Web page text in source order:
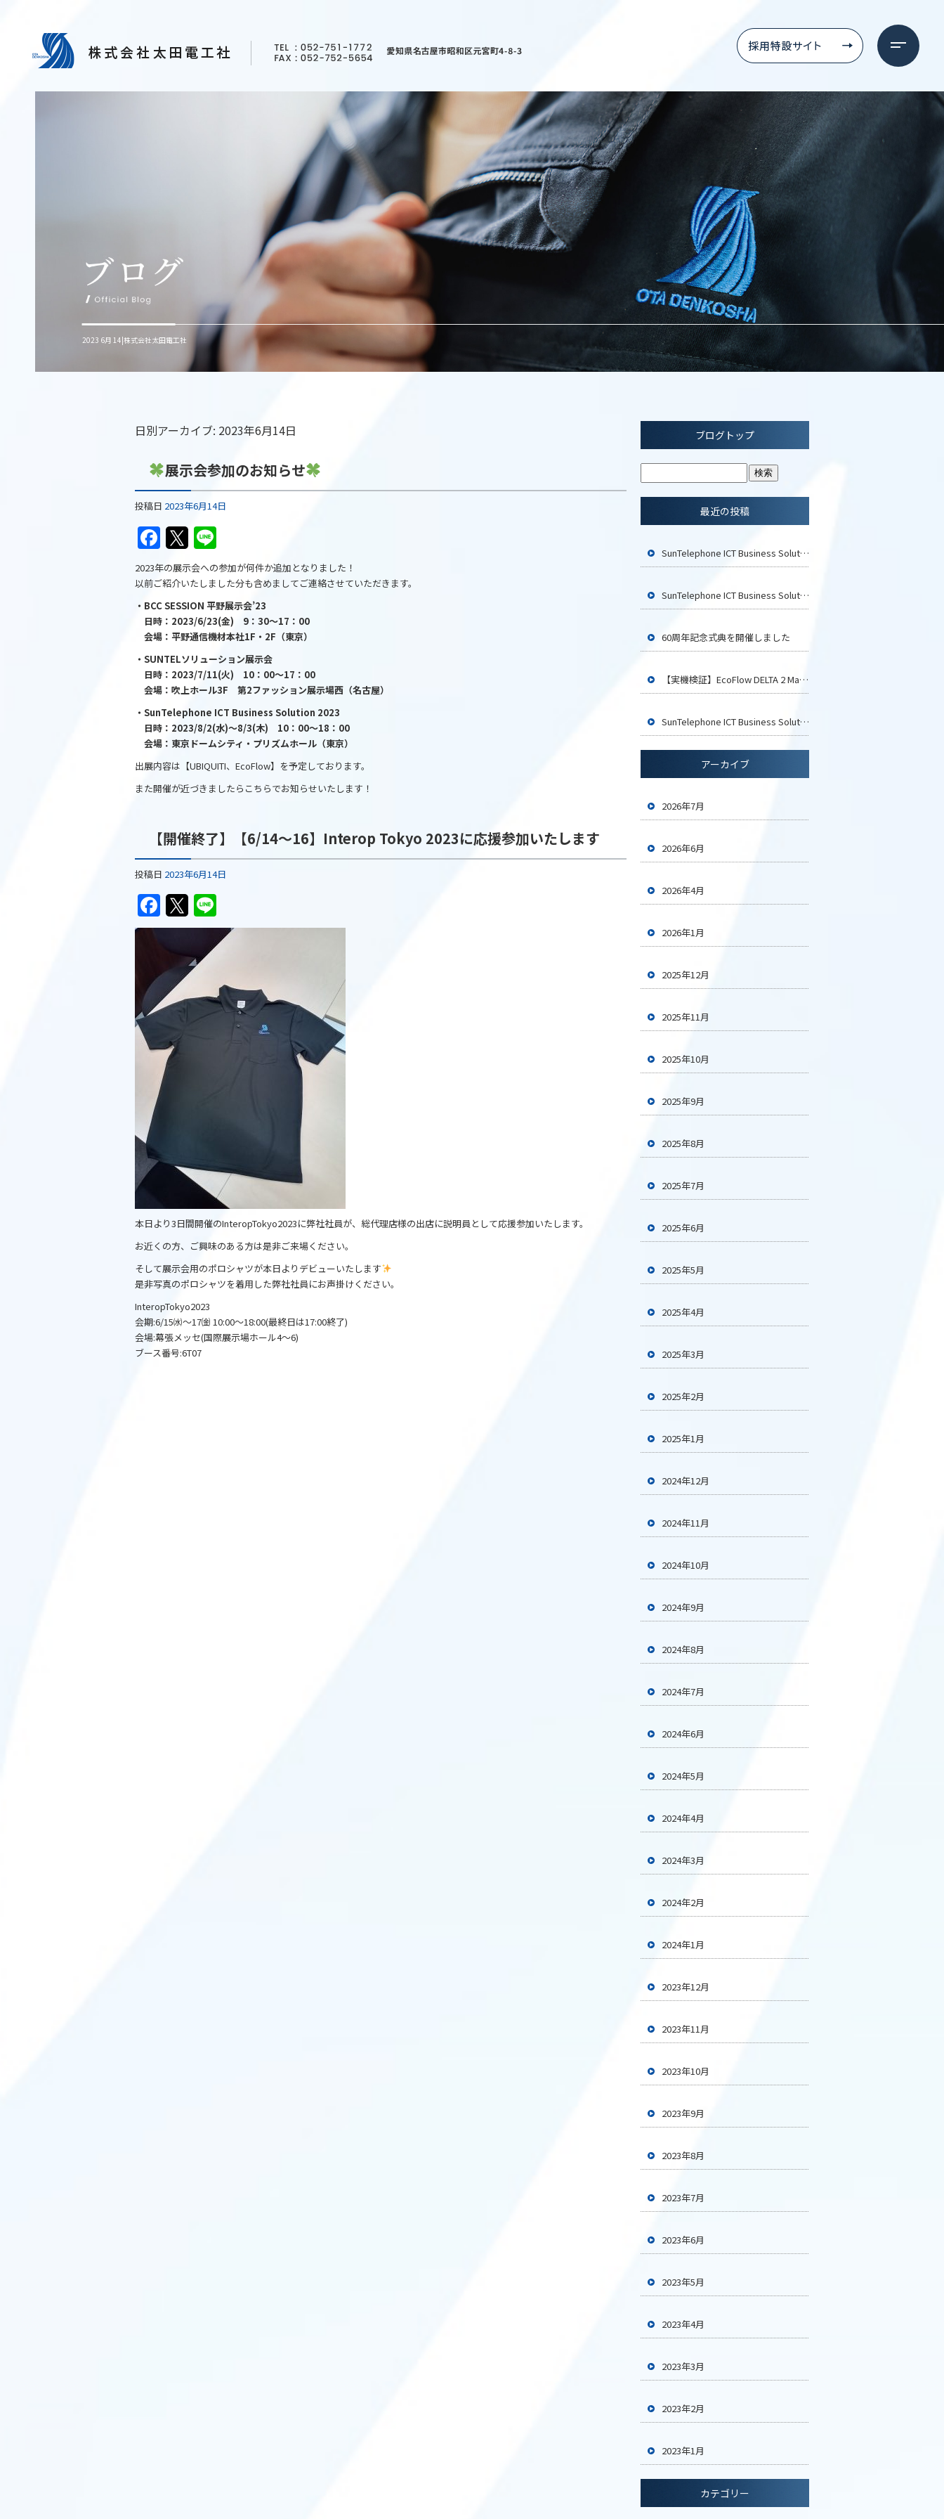
2023 6月 14|株式会社太田電工社
日別アーカイブ: 2023年6月14日
展示会参加のお知らせ
投稿日 2023年6月14日
F
a
c
e
b
o
o
k
T
w
itt
er
n
e
2023年の展示会への参加が何件か追加となりました！
以前ご紹介いたしました分も含めましてご連絡させていただきます。
・BCC SESSION 平野展示会’23
日時：2023/6/23(金) 9：30～17：00
会場：平野通信機材本社1F・2F（東京）
・SUNTELソリューション展示会
日時：2023/7/11(火) 10：00～17：00
会場：吹上ホール3F 第2ファッション展示場西（名古屋）
・SunTelephone ICT Business Solution 2023
日時：2023/8/2(水)～8/3(木) 10：00～18：00
会場：東京ドームシティ・プリズムホール（東京）
出展内容は【UBIQUITI、EcoFlow】を予定しております。
また開催が近づきましたらこちらでお知らせいたします！
【開催終了】【6/14～16】Interop Tokyo 2023に応援参加いたします
投稿日 2023年6月14日
F
a
c
e
b
o
o
k
T
w
itt
er
n
e
本日より3日間開催のInteropTokyo2023に弊社社員が、総代理店様の出店に説明員として応援参加いたします。
お近くの方、ご興味のある方は是非ご来場ください。
そして展示会用のポロシャツが本日よりデビューいたします
是非写真のポロシャツを着用した弊社社員にお声掛けください。
InteropTokyo2023
会期:6/15㈬〜17㈮ 10:00〜18:00(最終日は17:00終了)
会場:幕張メッセ(国際展示場ホール4〜6)
ブース番号:6T07
ブログトップ
最近の投稿
SunTelephone ICT Business Solution2026 広島に参加いたします
SunTelephone ICT Business Solution2026 福岡に参加いたします
60周年記念式典を開催しました
【実機検証】EcoFlow DELTA 2 Maxでイカ釣り用LEDライト4台は何時間使える？
SunTelephone ICT Business Solution2026 大阪に参加いたします
アーカイブ
2026年7月
2026年6月
2026年4月
2026年1月
2025年12月
2025年11月
2025年10月
2025年9月
2025年8月
2025年7月
2025年6月
2025年5月
2025年4月
2025年3月
2025年2月
2025年1月
2024年12月
2024年11月
2024年10月
2024年9月
2024年8月
2024年7月
2024年6月
2024年5月
2024年4月
2024年3月
2024年2月
2024年1月
2023年12月
2023年11月
2023年10月
2023年9月
2023年8月
2023年7月
2023年6月
2023年5月
2023年4月
2023年3月
2023年2月
2023年1月
カテゴリー